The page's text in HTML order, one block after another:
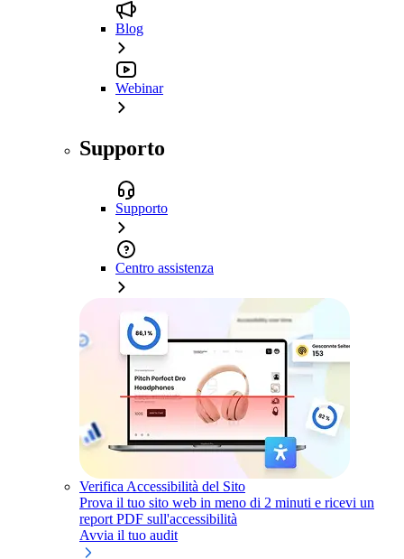
Blog
Webinar
Supporto
Supporto
Centro assistenza
Verifica Accessibilità del Sito
Prova il tuo sito web in meno di 2 minuti e ricevi un
report PDF sull'accessibilità
Avvia il tuo audit